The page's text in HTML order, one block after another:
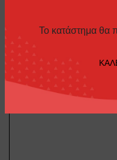
Το κατάστημα θα